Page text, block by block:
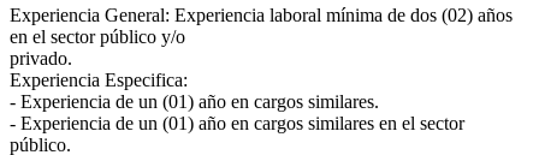
Experiencia General: Experiencia laboral mínima de dos (02) años
en el sector público y/o
privado.
Experiencia Especifica:
- Experiencia de un (01) año en cargos similares.
- Experiencia de un (01) año en cargos similares en el sector
público.